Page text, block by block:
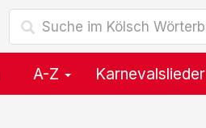
A-Z Karnevalslieder